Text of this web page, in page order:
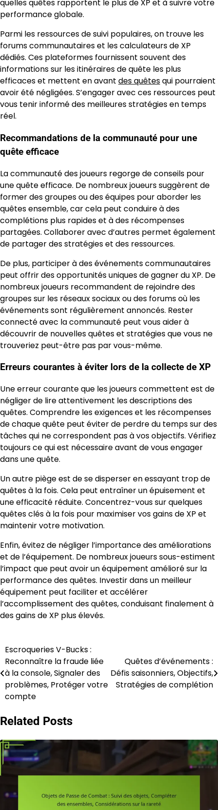
quelles quêtes rapportent le plus de XP et à suivre votre
performance globale.
Parmi les ressources de suivi populaires, on trouve les
forums communautaires et les calculateurs de XP
dédiés. Ces plateformes fournissent souvent des
informations sur les itinéraires de quête les plus
efficaces et mettent en avant des quêtesqui pourraient
avoir été négligées. S’engager avec ces ressources peut
vous tenir informé des meilleures stratégies en temps
réel.
Recommandations de la communauté pour une
quête efficace
La communauté des joueurs regorge de conseils pour
une quête efficace. De nombreux joueurs suggèrent de
former des groupes ou des équipes pour aborder les
quêtes ensemble, car cela peut conduire à des
complétions plus rapides et à des récompenses
partagées. Collaborer avec d’autres permet également
de partager des stratégies et des ressources.
De plus, participer à des événements communautaires
peut offrir des opportunités uniques de gagner du XP. De
nombreux joueurs recommandent de rejoindre des
groupes sur les réseaux sociaux ou des forums où les
événements sont régulièrement annoncés. Rester
connecté avec la communauté peut vous aider à
découvrir de nouvelles quêtes et stratégies que vous ne
trouveriez peut-être pas par vous-même.
Erreurs courantes à éviter lors de la collecte de XP
Une erreur courante que les joueurs commettent est de
négliger de lire attentivement les descriptions des
quêtes. Comprendre les exigences et les récompenses
de chaque quête peut éviter de perdre du temps sur des
tâches qui ne correspondent pas à vos objectifs. Vérifiez
toujours ce qui est nécessaire avant de vous engager
dans une quête.
Un autre piège est de se disperser en essayant trop de
quêtes à la fois. Cela peut entraîner un épuisement et
une efficacité réduite. Concentrez-vous sur quelques
quêtes clés à la fois pour maximiser vos gains de XP et
maintenir votre motivation.
Enfin, évitez de négliger l’importance des améliorations
et de l’équipement. De nombreux joueurs sous-estiment
l’impact que peut avoir un équipement amélioré sur la
performance des quêtes. Investir dans un meilleur
équipement peut faciliter et accélérer
l’accomplissement des quêtes, conduisant finalement à
des gains de XP plus élevés.
Post
navigation
Escroqueries V-Bucks :
Reconnaître la fraude liée
à la console, Signaler des
problèmes, Protéger votre
compte
Quêtes d’événements :
Défis saisonniers, Objectifs,
Stratégies de complétion
Related Posts